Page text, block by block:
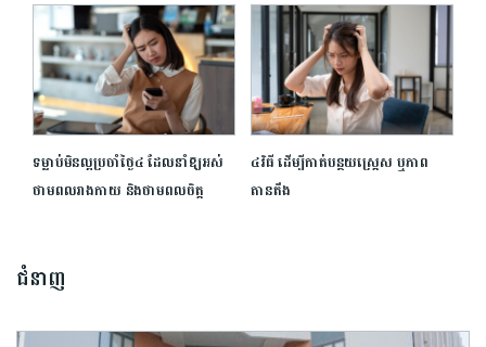
ទម្លាប់មិនល្អប្រចាំថ្ងៃ៤ ដែលនាំ​ឱ្យ​​អស់
ថាមពលរាងកាយ និង​ថាមពលចិត្ត
៤វិធី ដើម្បីកាត់បន្ថយស្រ្តេស ឬភាព
តានតឹង
ជំនាញ